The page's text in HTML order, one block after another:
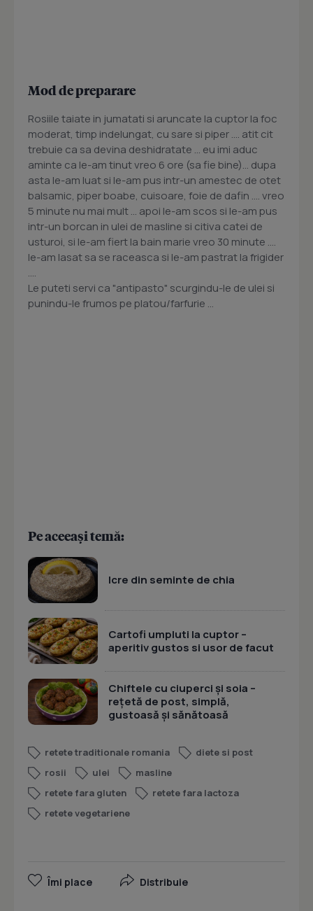
Mod de preparare
Rosiile taiate in jumatati si aruncate la cuptor la foc
moderat, timp indelungat, cu sare si piper .... atit cit
trebuie ca sa devina deshidratate ... eu imi aduc
aminte ca le-am tinut vreo 6 ore (sa fie bine)... dupa
asta le-am luat si le-am pus intr-un amestec de otet
balsamic, piper boabe, cuisoare, foie de dafin .... vreo
5 minute nu mai mult ... apoi le-am scos si le-am pus
intr-un borcan in ulei de masline si citiva catei de
usturoi, si le-am fiert la bain marie vreo 30 minute ....
le-am lasat sa se raceasca si le-am pastrat la frigider
....
Le puteti servi ca "antipasto" scurgindu-le de ulei si
punindu-le frumos pe platou/farfurie ...
Pe aceeași temă:
Icre din seminte de chia
Cartofi umpluti la cuptor –
aperitiv gustos si usor de facut
Chiftele cu ciuperci și soia –
rețetă de post, simplă,
gustoasă și sănătoasă
retete traditionale romania
diete si post
rosii
ulei
masline
retete fara gluten
retete fara lactoza
retete vegetariene
Îmi place Distribuie